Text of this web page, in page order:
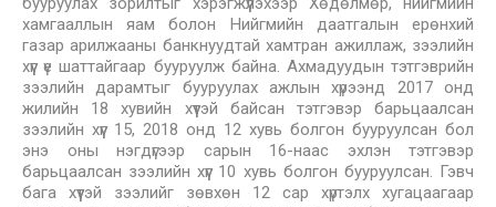
хамгааллын яам болон Нийгмийн даатгалын ерөнхий
газар арилжааны банкнуудтай хамтран ажиллаж, зээлийн
хүүг үе шаттайгаар бууруулж байна. Ахмадуудын тэтгэврийн
зээлийн дарамтыг бууруулах ажлын хүрээнд 2017 онд
жилийн 18 хувийн хүүтэй байсан тэтгэвэр барьцаалсан
зээлийн хүүг 15, 2018 онд 12 хувь болгон бууруулсан бол
энэ оны нэгдүгээр сарын 16-наас эхлэн тэтгэвэр
барьцаалсан зээлийн хүүг 10 хувь болгон бууруулсан. Гэвч
бага хүүтэй зээлийг зөвхөн 12 сар хүртэлх хугацаагаар